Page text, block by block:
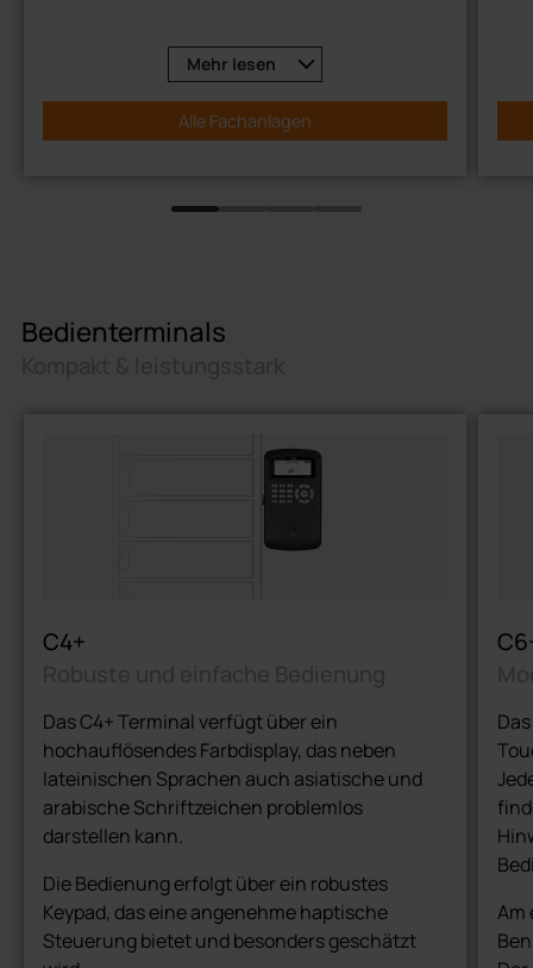
Netzwerkausfalls
Mehr lesen
Alle Fachanlagen
Bedienterminals
C4+
Das C4+ Terminal verfügt über ein
hochauflösendes Farbdisplay, das neben
lateinischen Sprachen auch asiatische und
arabische Schriftzeichen problemlos
darstellen kann.
Die Bedienung erfolgt über ein robustes
Keypad, das eine angenehme haptische
Steuerung bietet und besonders geschätzt
Am